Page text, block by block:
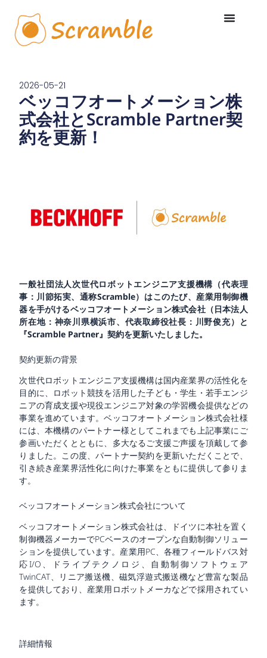
2026-05-21
ベッコフオートメーション株
式会社とScramble Partner契
約を更新！
一般社団法人次世代ロボットエンジニア支援機構（代表理
事：川節拓実、通称Scramble）はこのたび、産業用制御機
器を手がけるベッコフオートメーション株式会社（日本法人
所在地：神奈川県横浜市、代表取締役社長：川野俊充）と
『Scramble Partner』契約を更新いたしました。
契約更新の背景
次世代ロボットエンジニア支援機構は国内産業界の活性化を
目的に、ロボット競技を活用した子ども・学生・若手エンジ
ニアの育成支援や現役エンジニア対象の学習機会提供などの
事業を進めています。ベッコフオートメーション株式会社様
には、本機構のパートナー様としてこれまでも上記事業にご
参画いただくとともに、多大なるご支援ご声援を頂戴して参
りました。この度、パートナー契約を更新いただくことで、
引き続き産業界活性化に向けた事業をともに提供して参りま
す。
ベッコフオートメーション株式会社について
ベッコフオートメーション株式会社は、ドイツに本社を置く
制御機器メーカーでPCベースのオープンな自動制御ソリュー
ションを提供しています。産業用PC、各種フィールドバス対
応I/O、ドライブテクノロジ、自動制御ソフトウェア
TwinCAT、リニア搬送機、磁気浮遊式搬送機など豊富な製品
を提供しており、産業用ロボットメーカなどで採用されてい
ます。
詳細情報